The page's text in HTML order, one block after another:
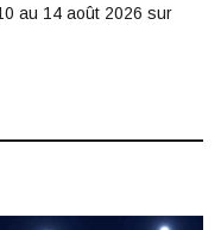
au 14 août 2026 sur